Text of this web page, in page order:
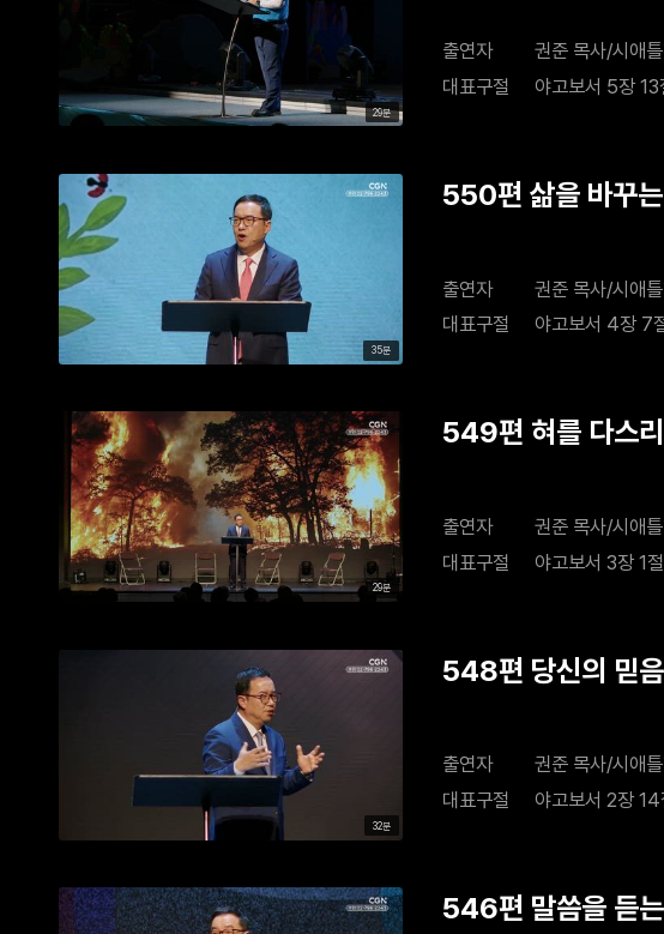
29분
출연자
권준 목사/시애
대표구절
야고보서 5장
35분
550편 삶을 바꾸
출연자
권준 목사/시애
대표구절
야고보서 4장 7
29분
549편 혀를 다스
출연자
권준 목사/시애
대표구절
야고보서 3장 1
32분
548편 당신의 믿
출연자
권준 목사/시애
대표구절
야고보서 2장
546편 말씀을 듣